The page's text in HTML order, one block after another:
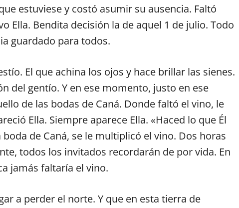
estuviese y costó asumir su ausencia. Faltó
Ella. Bendita decisión la de aquel 1 de julio. Todo
guardado para todos.
El que achina los ojos y hace brillar las sienes.
del gentío. Y en ese momento, justo en ese
de las bodas de Caná. Donde faltó el vino, le
Ella. Siempre aparece Ella. «Haced lo que Él
de Caná, se le multiplicó el vino. Dos horas
todos los invitados recordarán de por vida. En
jamás faltaría el vino.
a perder el norte. Y que en esta tierra de